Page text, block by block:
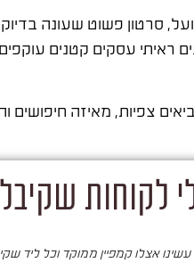
סרטון פשוט שעונה
עסקים קטנים
צפיות, מאיזה
לקוחות
אצלו קמפיין ממוקד וכל ליד